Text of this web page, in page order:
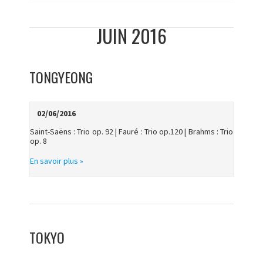
JUIN 2016
TONGYEONG
02/06/2016
Saint-Saëns : Trio op. 92 | Fauré : Trio op.120 | Brahms : Trio
op. 8
En savoir plus »
TOKYO